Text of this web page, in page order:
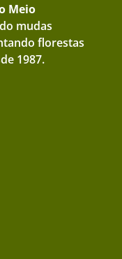
Meio
mudas
florestas
1987.